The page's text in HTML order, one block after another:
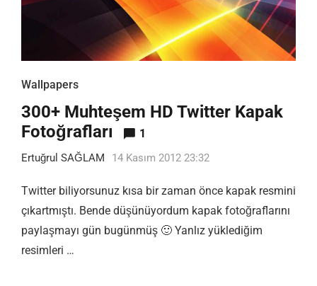
Wallpapers
300+ Muhteşem HD Twitter Kapak
Fotoğrafları
1
Ertuğrul SAĞLAM 14 Kasım 2012 23:32
Twitter biliyorsunuz kısa bir zaman önce kapak resmini
çıkartmıştı. Bende düşünüyordum kapak fotoğraflarını
paylaşmayı gün bugünmüş 🙂 Yanlız yüklediğim
resimleri …